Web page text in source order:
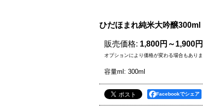
ひだほまれ純米大吟醸300ml
販売価格: 1,800円～1,900円
オプションにより価格が変わる場合もありま
容量ml : 300ml
Facebookでシェア